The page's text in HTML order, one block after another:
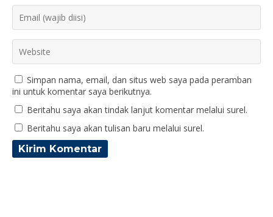
Simpan nama, email, dan situs web saya pada peramban
ini untuk komentar saya berikutnya.
Beritahu saya akan tindak lanjut komentar melalui surel.
Beritahu saya akan tulisan baru melalui surel.